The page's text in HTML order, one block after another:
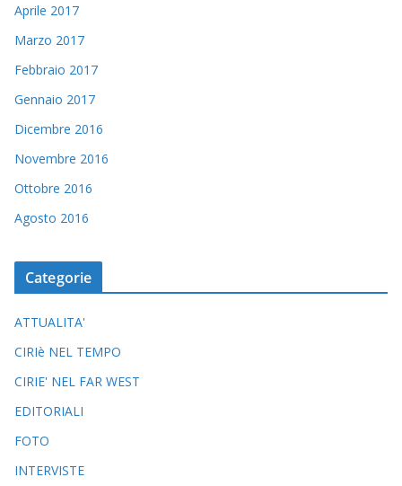
Aprile 2017
Marzo 2017
Febbraio 2017
Gennaio 2017
Dicembre 2016
Novembre 2016
Ottobre 2016
Agosto 2016
Categorie
ATTUALITA'
CIRIè NEL TEMPO
CIRIE' NEL FAR WEST
EDITORIALI
FOTO
INTERVISTE